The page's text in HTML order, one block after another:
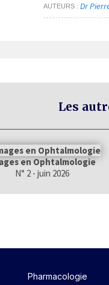
AUTEURS Dr
Les
en Ophtalmologie
N° 2 - juin 2026
Pharmacologie